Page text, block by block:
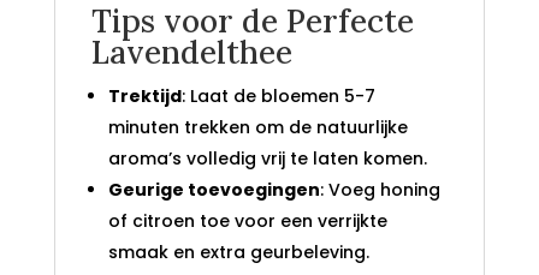
Tips voor de Perfecte
Lavendelthee
Trektijd: Laat de bloemen 5-7
minuten trekken om de natuurlijke
aroma’s volledig vrij te laten komen.
Geurige toevoegingen: Voeg honing
of citroen toe voor een verrijkte
smaak en extra geurbeleving.